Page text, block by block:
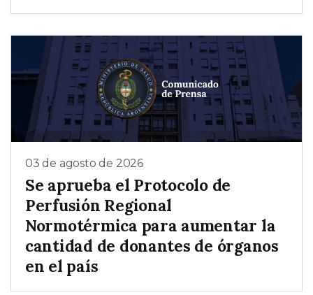
03 de agosto de 2026
Se aprueba el Protocolo de
Perfusión Regional
Normotérmica para aumentar la
cantidad de donantes de órganos
en el país